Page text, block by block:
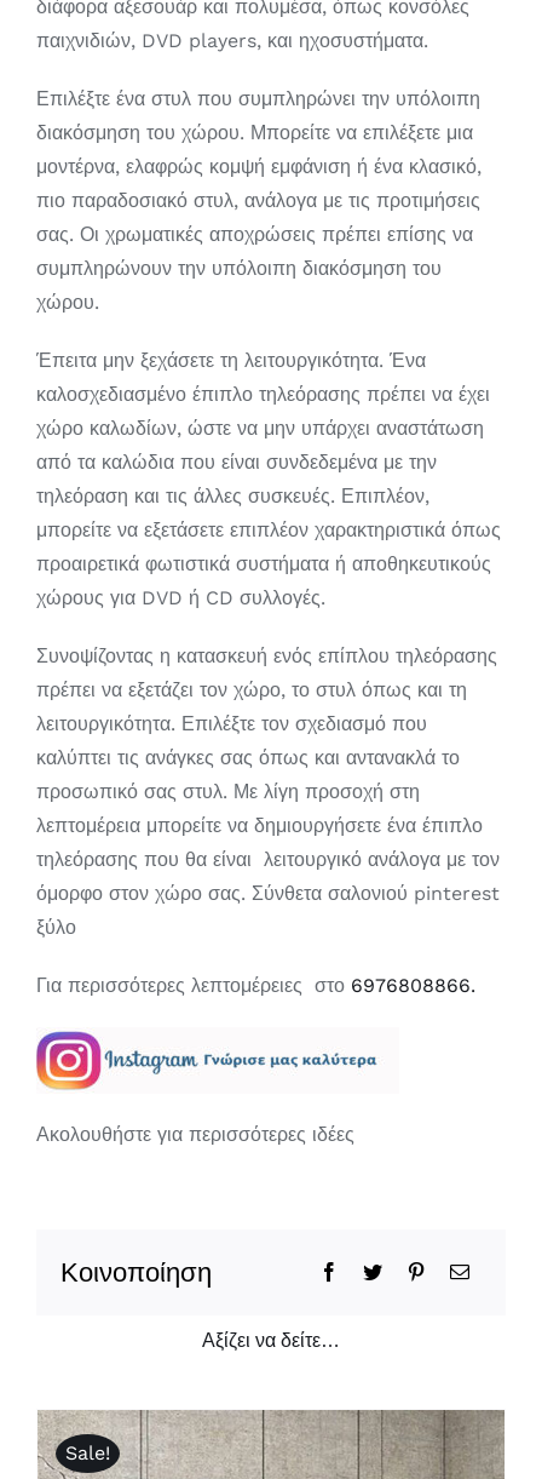
διάφορα αξεσουάρ και πολυμέσα, όπως κονσόλες
παιχνιδιών, DVD players, και ηχοσυστήματα.
Επιλέξτε ένα στυλ που συμπληρώνει την υπόλοιπη
διακόσμηση του χώρου. Μπορείτε να επιλέξετε μια
μοντέρνα, ελαφρώς κομψή εμφάνιση ή ένα κλασικό,
πιο παραδοσιακό στυλ, ανάλογα με τις προτιμήσεις
σας. Οι χρωματικές αποχρώσεις πρέπει επίσης να
συμπληρώνουν την υπόλοιπη διακόσμηση του
χώρου.
Έπειτα μην ξεχάσετε τη λειτουργικότητα. Ένα
καλοσχεδιασμένο έπιπλο τηλεόρασης πρέπει να έχει
χώρο καλωδίων, ώστε να μην υπάρχει αναστάτωση
από τα καλώδια που είναι συνδεδεμένα με την
τηλεόραση και τις άλλες συσκευές. Επιπλέον,
μπορείτε να εξετάσετε επιπλέον χαρακτηριστικά όπως
προαιρετικά φωτιστικά συστήματα ή αποθηκευτικούς
χώρους για DVD ή CD συλλογές.
Συνοψίζοντας η κατασκευή ενός επίπλου τηλεόρασης
πρέπει να εξετάζει τον χώρο, το στυλ όπως και τη
λειτουργικότητα. Επιλέξτε τον σχεδιασμό που
καλύπτει τις ανάγκες σας όπως και αντανακλά το
προσωπικό σας στυλ. Με λίγη προσοχή στη
λεπτομέρεια μπορείτε να δημιουργήσετε ένα έπιπλο
τηλεόρασης που θα είναι λειτουργικό ανάλογα με τον
όμορφο στον χώρο σας. Σύνθετα σαλονιού pinterest
ξύλο
Για περισσότερες λεπτομέρειες στο 6976808866.
Ακολουθήστε για περισσότερες ιδέες
Κοινοποίηση
Αξίζει να δείτε…
Sale!